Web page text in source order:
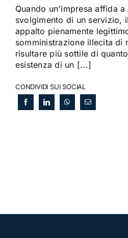
Quando un'impresa affida
svolgimento di un servizio,
appalto pienamente
somministrazione illecita di
risultare più sottile di
esistenza di un [...]
CONDIVIDI SUI SOCIAL